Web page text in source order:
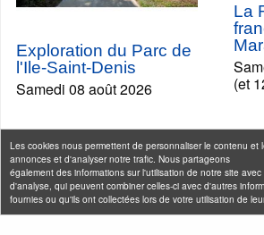
Les cookies nous permettent de personnaliser le contenu et
annonces et d'analyser notre trafic. Nous partageons
également des informations sur l'utilisation de notre site
d'analyse, qui peuvent combiner celles-ci avec d'autres
fournies ou qu'ils ont collectées lors de votre utilisation de
Exploration du Parc de
l'Ile-Saint-Denis
Samedi 08 août 2026
La
(et